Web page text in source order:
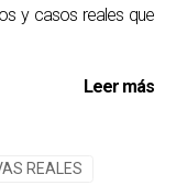
y casos reales que
Leer más
REALES